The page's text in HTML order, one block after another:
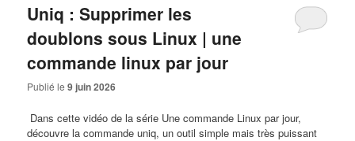
Uniq : Supprimer les
doublons sous Linux | une
commande linux par jour
Publié le9 juin 2026
​ Dans cette vidéo de la série Une commande Linux par jour,
découvre la commande uniq, un outil simple mais très puissant